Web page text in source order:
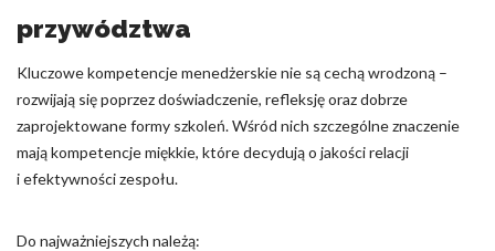
przywództwa
Kluczowe kompetencje menedżerskie nie są cechą wrodzoną –
rozwijają się poprzez doświadczenie, refleksję oraz dobrze
zaprojektowane formy szkoleń. Wśród nich szczególne znaczenie
mają kompetencje miękkie, które decydują o jakości relacji
i efektywności zespołu.
Do najważniejszych należą: